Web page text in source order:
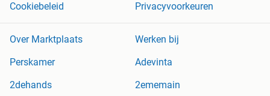
Cookiebeleid
Privacyvoorkeuren
Over Marktplaats
Werken bij
Perskamer
Adevinta
2dehands
2ememain